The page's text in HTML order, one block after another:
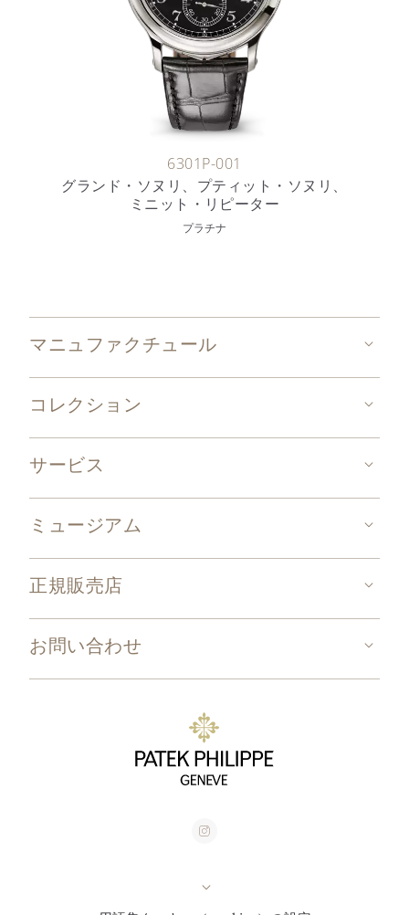
6301P-001
グランド・ソヌリ、プティット・ソヌリ、
ミニット・リピーター
プラチナ
マニュファクチュール
コレクション
サービス
ミュージアム
正規販売店
お問い合わせ